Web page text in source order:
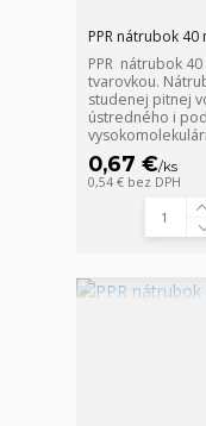
PPR nátrubok 40
PPR nátrubok
tvarovkou.
studenej pitnej
ústredného i
0,67 €/ks
0,54 € bez DPH